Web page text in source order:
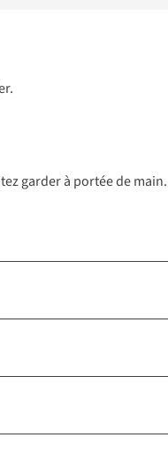
garder à portée de main.